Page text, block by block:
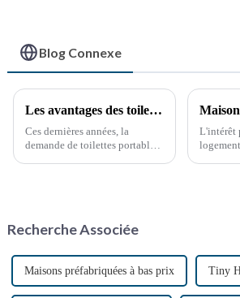
Blog Connexe
Les avantages des toilettes portables : une nécessité croissante
Ces dernières années, la
demande de toilettes portables
solutions sanitaires pratiques…
L'intérêt
Recherche Associée
Maisons préfabriquées à bas prix Tiny